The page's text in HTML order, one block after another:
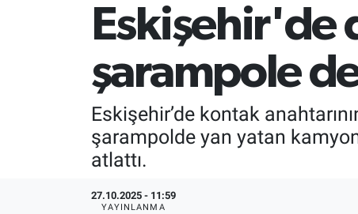
Eskişehir'de
şarampole
Eskişehir’de kontak
şarampolde yan yatan
atlattı.
27.10.2025 - 11:59
YAYINLANMA
Eskişehirspor Arşivi
Röportaj
Ekonomi
Süper Lig Puan Durumu ve Fikstür
Son Dakika Haberleri
Haber Arşivi